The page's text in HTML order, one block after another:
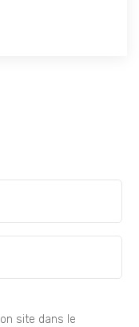
site dans le